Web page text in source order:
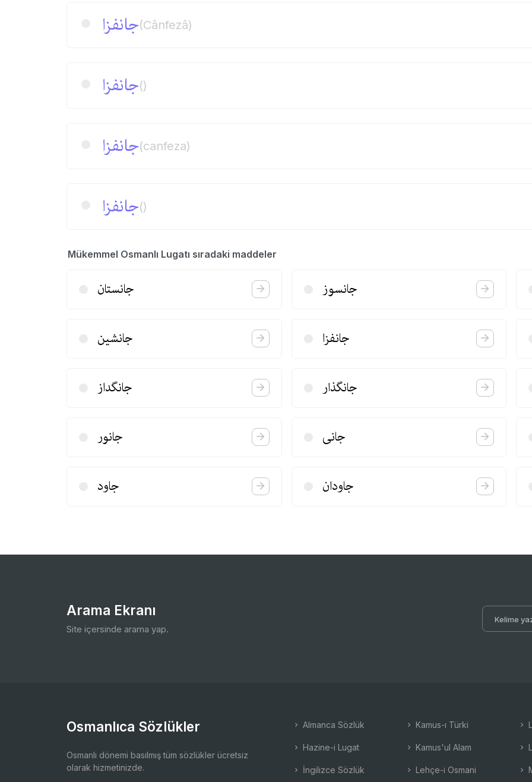
جانفزا(Cânfezâ)
جانفزا()
جانفزا(canfeza)
جانفزا()
Mükemmel Osmanlı Lugatı sıradaki maddeler
جانستان جانسوز
جانشین جانفزا
جانگداز جانگذار
جانور جانی
جاود جاودان
Arama Ekranı
Site içersinde arama yap.
Osmanlıca Sözlükler
Osmanlı dönemi basılmış tüm sözlükler ücretsiz
olarak hizmetinizde.
Almanca Sözlük
Hazine-i Lugat
İngilizce Sözlük
Kamus-ı Türki
Kamus'ul Alam
Lehçe-i Osmani